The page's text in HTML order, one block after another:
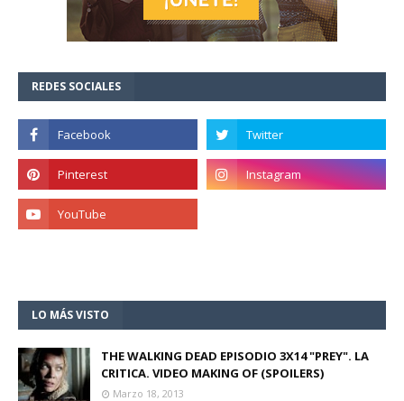
REDES SOCIALES
LO MÁS VISTO
THE WALKING DEAD EPISODIO 3X14 "PREY". LA
CRITICA. VIDEO MAKING OF (SPOILERS)
Marzo 18, 2013